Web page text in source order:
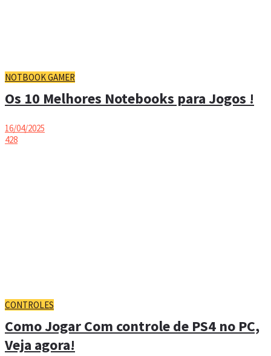
NOTBOOK GAMER
Os 10 Melhores Notebooks para Jogos !
16/04/2025
428
CONTROLES
Como Jogar Com controle de PS4 no PC,
Veja agora!